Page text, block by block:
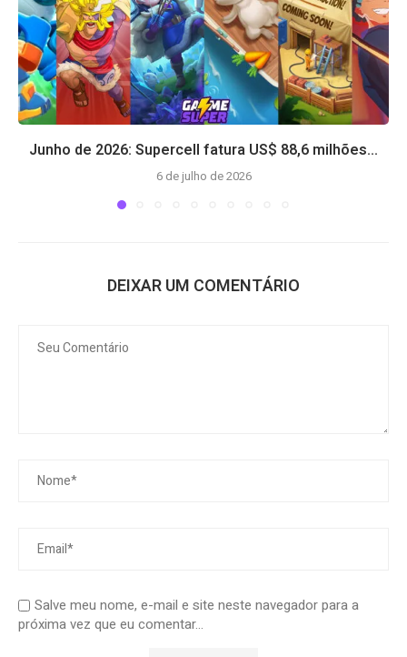
Junho de 2026: Supercell fatura US$ 88,6 milhões...
6 de julho de 2026
DEIXAR UM COMENTÁRIO
Salve meu nome, e-mail e site neste navegador para a
próxima vez que eu comentar...